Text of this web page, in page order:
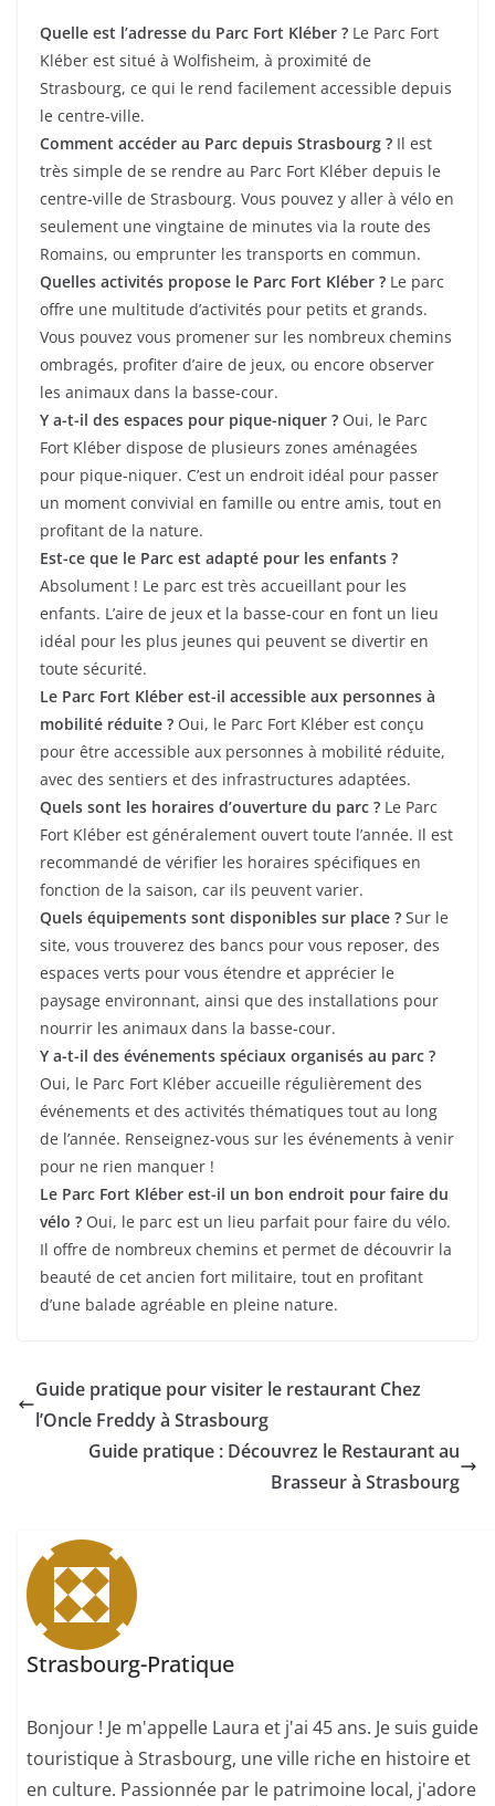
Quelle est l’adresse du Parc Fort Kléber ? Le Parc Fort
Kléber est situé à Wolfisheim, à proximité de
Strasbourg, ce qui le rend facilement accessible depuis
le centre-ville.
Comment accéder au Parc depuis Strasbourg ? Il est
très simple de se rendre au Parc Fort Kléber depuis le
centre-ville de Strasbourg. Vous pouvez y aller à vélo en
seulement une vingtaine de minutes via la route des
Romains, ou emprunter les transports en commun.
Quelles activités propose le Parc Fort Kléber ? Le parc
offre une multitude d’activités pour petits et grands.
Vous pouvez vous promener sur les nombreux chemins
ombragés, profiter d’aire de jeux, ou encore observer
les animaux dans la basse-cour.
Y a-t-il des espaces pour pique-niquer ? Oui, le Parc
Fort Kléber dispose de plusieurs zones aménagées
pour pique-niquer. C’est un endroit idéal pour passer
un moment convivial en famille ou entre amis, tout en
profitant de la nature.
Est-ce que le Parc est adapté pour les enfants ?
Absolument ! Le parc est très accueillant pour les
enfants. L’aire de jeux et la basse-cour en font un lieu
idéal pour les plus jeunes qui peuvent se divertir en
toute sécurité.
Le Parc Fort Kléber est-il accessible aux personnes à
mobilité réduite ? Oui, le Parc Fort Kléber est conçu
pour être accessible aux personnes à mobilité réduite,
avec des sentiers et des infrastructures adaptées.
Quels sont les horaires d’ouverture du parc ? Le Parc
Fort Kléber est généralement ouvert toute l’année. Il est
recommandé de vérifier les horaires spécifiques en
fonction de la saison, car ils peuvent varier.
Quels équipements sont disponibles sur place ? Sur le
site, vous trouverez des bancs pour vous reposer, des
espaces verts pour vous étendre et apprécier le
paysage environnant, ainsi que des installations pour
nourrir les animaux dans la basse-cour.
Y a-t-il des événements spéciaux organisés au parc ?
Oui, le Parc Fort Kléber accueille régulièrement des
événements et des activités thématiques tout au long
de l’année. Renseignez-vous sur les événements à venir
pour ne rien manquer !
Le Parc Fort Kléber est-il un bon endroit pour faire du
vélo ? Oui, le parc est un lieu parfait pour faire du vélo.
Il offre de nombreux chemins et permet de découvrir la
beauté de cet ancien fort militaire, tout en profitant
d’une balade agréable en pleine nature.
Guide pratique pour visiter le restaurant Chez
l’Oncle Freddy à Strasbourg
Guide pratique : Découvrez le Restaurant au
Brasseur à Strasbourg
Strasbourg-Pratique
Bonjour ! Je m'appelle Laura et j'ai 45 ans. Je suis guide
touristique à Strasbourg, une ville riche en histoire et
en culture. Passionnée par le patrimoine local, j'adore